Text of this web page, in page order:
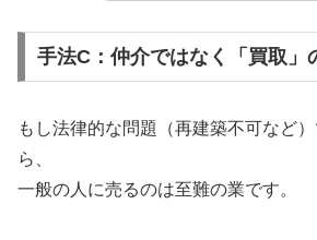
手法C：仲介ではなく「買取」
もし法律的な問題（再建築不可など
ら、
一般の人に売るのは至難の業です。